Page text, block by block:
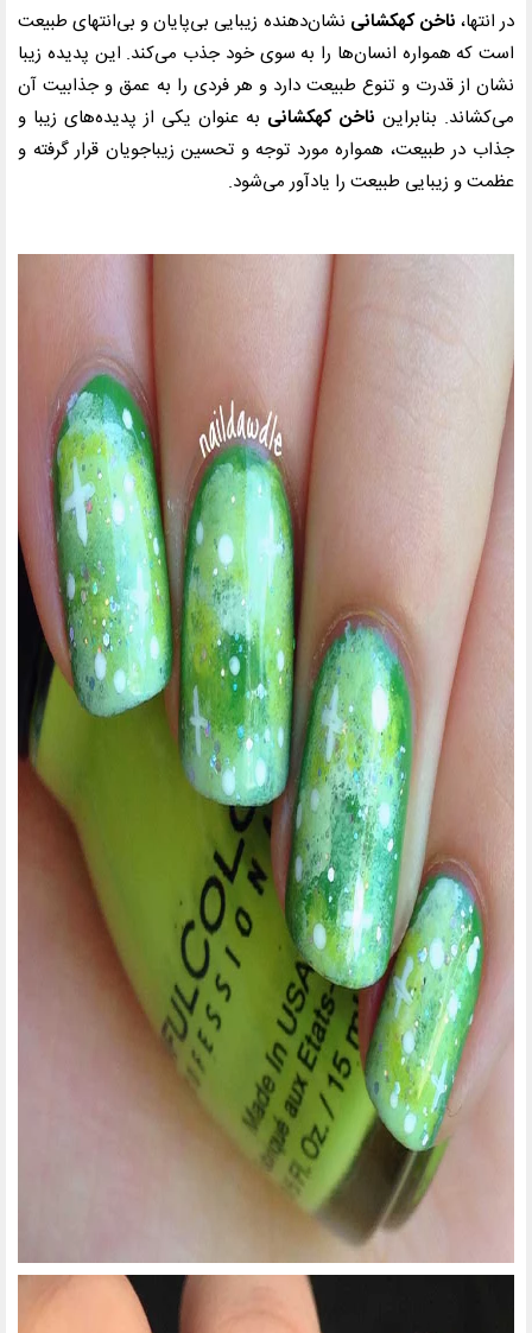
در انتها، ناخن کهکشانی نشان‌دهنده زیبایی بی‌پایان و بی‌انتهای طبیعت
است که همواره انسان‌ها را به سوی خود جذب می‌کند. این پدیده زیبا
نشان از قدرت و تنوع طبیعت دارد و هر فردی را به عمق و جذابیت آن
می‌کشاند. بنابراین ناخن کهکشانی به عنوان یکی از پدیده‌های زیبا و
جذاب در طبیعت، همواره مورد توجه و تحسین زیباجویان قرار گرفته و
عظمت و زیبایی طبیعت را یادآور می‌شود.